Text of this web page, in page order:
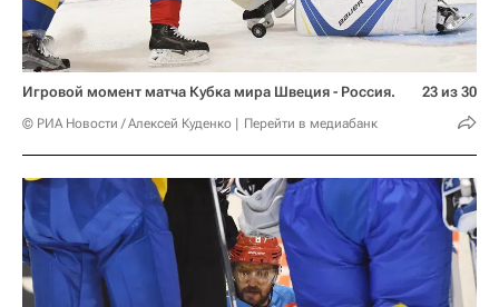
Игровой момент матча Кубка мира Швеция - Россия.
© РИА Новости / Алексей Куденко Перейти в медиабанк
23 из 30